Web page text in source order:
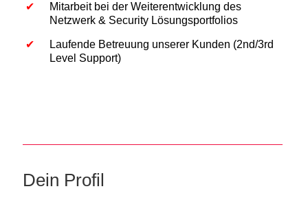
Mitarbeit bei der Weiterentwicklung des
Netzwerk & Security Lösungsportfolios
Laufende Betreuung unserer Kunden (2nd/3rd
Level Support)
Dein Profil